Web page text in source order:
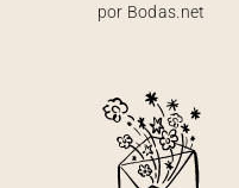
por Bodas.net